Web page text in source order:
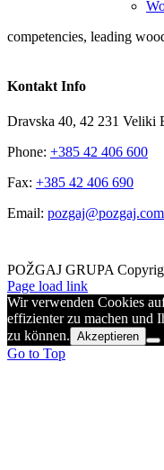
competencies, leading
Kontakt Info
Dravska 40, 42 231 Veliki
Phone: +385 42 406 600
Fax: +385 42 406 690
Email: pozgaj@pozgaj.com
POŽGAJ GRUPA
Page load link
Wir verwenden Cookies
effizienter zu machen und
zu können. Akzeptieren
Go to Top